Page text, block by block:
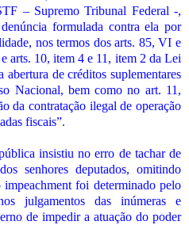
– Supremo Tribunal Federal -,
formulada contra ela por
nos termos dos arts. 85, VI e
arts. 10, item 4 e 11, item 2 da Lei
de créditos suplementares
Nacional, bem como no art. 11,
da contratação ilegal de operação
fiscais”.
insistiu no erro de tachar de
senhores deputados, omitindo
foi determinado pelo
julgamentos das inúmeras e
de impedir a atuação do poder